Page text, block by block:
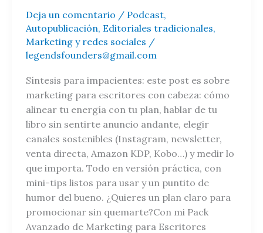
Deja un comentario / Podcast,
Autopublicación, Editoriales tradicionales,
Marketing y redes sociales /
legendsfounders@gmail.com
Síntesis para impacientes: este post es sobre
marketing para escritores con cabeza: cómo
alinear tu energía con tu plan, hablar de tu
libro sin sentirte anuncio andante, elegir
canales sostenibles (Instagram, newsletter,
venta directa, Amazon KDP, Kobo…) y medir lo
que importa. Todo en versión práctica, con
mini-tips listos para usar y un puntito de
humor del bueno. ¿Quieres un plan claro para
promocionar sin quemarte?Con mi Pack
Avanzado de Marketing para Escritores
74